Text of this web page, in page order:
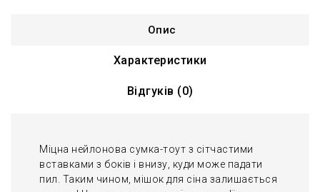
Опис
Характеристики
Відгуків (0)
Міцна нейлонова сумка-тоут з сітчастими
вставками з боків і внизу, куди може падати
пил. Таким чином, мішок для сіна залишається